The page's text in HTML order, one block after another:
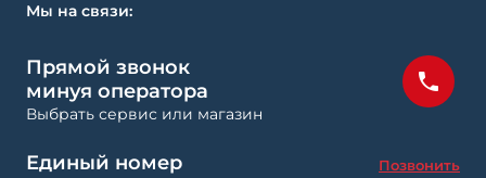
Мы на связи:
Прямой звонок
минуя оператора
Выбрать сервис или магазин
Единый номер Позвонить